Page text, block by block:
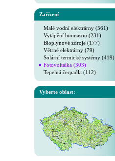
Zařízení
Malé vodní elektrárny (561)
Vytápění biomasou (231)
Bioplynové zdroje (177)
Větrné elektrárny (79)
Solární termické systémy (419)
Fotovoltaika (303)
Tepelná čerpadla (112)
Vyberte oblast: